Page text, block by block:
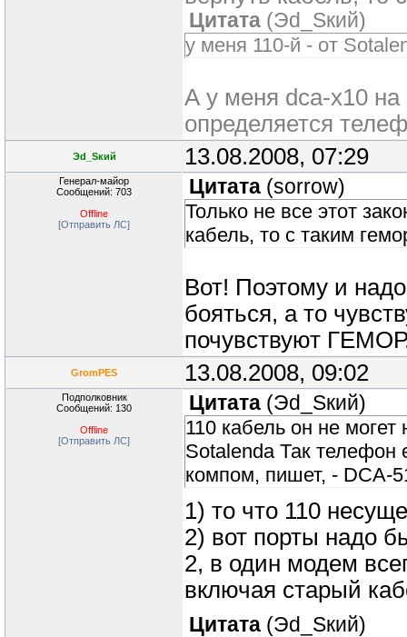
Цитата (Эd_Sкий)
у меня 110-й - от
А у меня dca-x10 на
определяется
Эd_Sкий 13.08.2008, 07:29
Генерал-майор
Сообщений: 703
Offline
[Отправить ЛС]
Цитата (sorrow)
Только не все этот
кабель, то с таким
Вот! Поэтому и
бояться, а то
почувствуют
GromPES 13.08.2008, 09:02
Подполковник
Сообщений: 130
Offline
[Отправить ЛС]
Цитата (Эd_Sкий)
110 кабель он не
Sotalenda Так телефон
компом, пишет, - DCA-
1) то что 110
2) вот порты надо
2, в один модем
включая старый
Цитата (Эd_Sкий)